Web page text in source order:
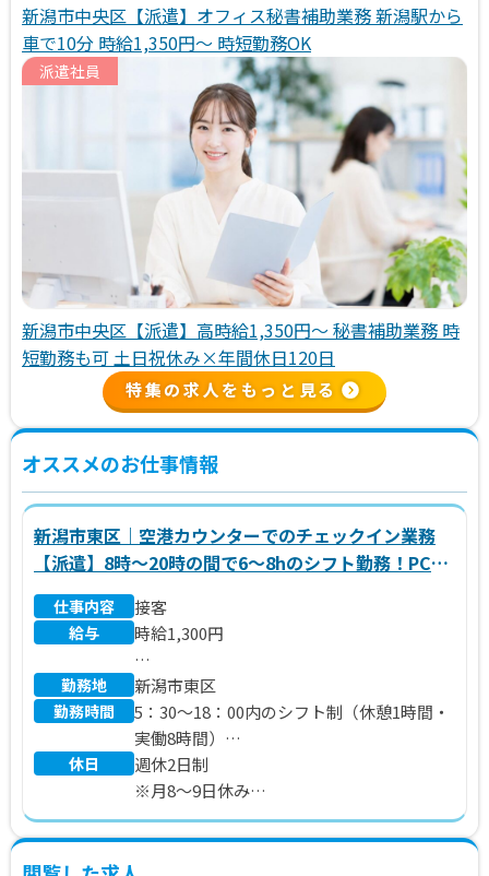
新潟市中央区【派遣】オフィス秘書補助業務 新潟駅から
車で10分 時給1,350円～ 時短勤務OK
派遣社員
新潟市中央区【派遣】高時給1,350円～ 秘書補助業務 時
短勤務も可 土日祝休み×年間休日120日
特集の求人をもっと見る
オススメのお仕事情報
新潟市東区｜空港カウンターでのチェックイン業務
【派遣】8時～20時の間で6～8hのシフト勤務！PCの
入力ができればOK！週4～5日のシフト勤務です
♪OJTあり★
仕事内容 接客
給与 時給1,300円
※別途 交通費、残業代支給
勤務地 新潟市東区
勤務時間
5：30～18：00内のシフト制（休憩1時間・
実働8時間）
※5：30～14：30／9：00～18：00 等
休日
週休2日制
※月8～9日休み
※（金）～（月）の便数が多いため、シフ
トが多くなる傾向があります。